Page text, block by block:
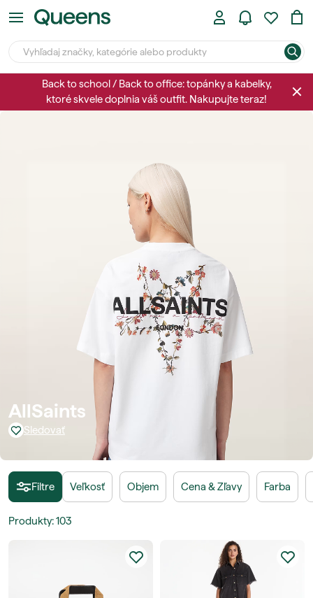
Back to school / Back to office: topánky a kabelky,
ktoré skvele doplnia váš outfit. Nakupujte teraz!
AllSaints
Sledovať
Filtre Veľkosť Objem Cena & Zľavy Farba
Produkty:103